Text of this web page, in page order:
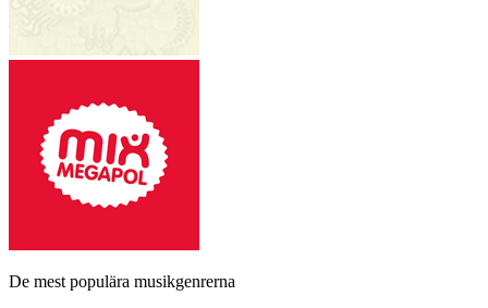
De mest populära musikgenrerna